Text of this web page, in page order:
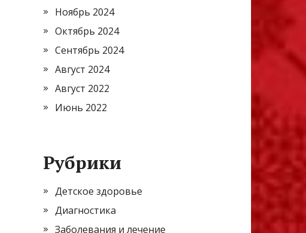
Ноябрь 2024
Октябрь 2024
Сентябрь 2024
Август 2024
Август 2022
Июнь 2022
Рубрики
Детское здоровье
Диагностика
Заболевания и лечение